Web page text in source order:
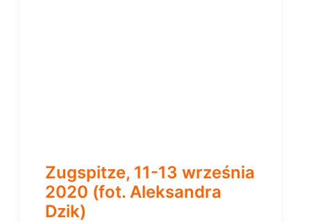
Zugspitze, 11-13 września
2020 (fot. Aleksandra
Dzik)